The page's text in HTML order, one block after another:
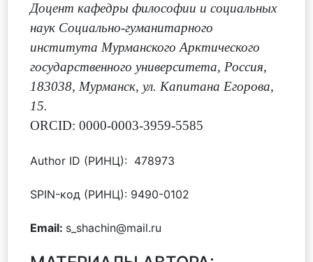
Доцент кафедры философии и социальных
наук Социально-гуманитарного
института Мурманского Арктического
государственного университета, Россия,
183038, Мурманск, ул. Капитана Егорова,
15.
ORCID: 0000-0003-3959-5585
Author ID (РИНЦ): 478973
SPIN-код (РИНЦ): 9490-0102
Email: s_shachin@mail.ru